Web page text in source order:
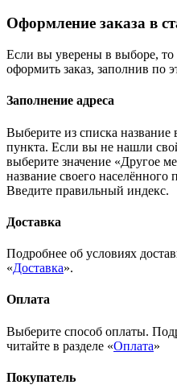
Оформление заказа в
Если вы уверены в выборе, то
оформить заказ, заполнив по
Заполнение адреса
Выберите из списка название
пункта. Если вы не нашли
выберите значение «Другое
название своего населённого
Введите правильный индекс.
Доставка
Подробнее об условиях
«Доставка».
Оплата
Выберите способ оплаты.
читайте в разделе «Оплата»
Покупатель